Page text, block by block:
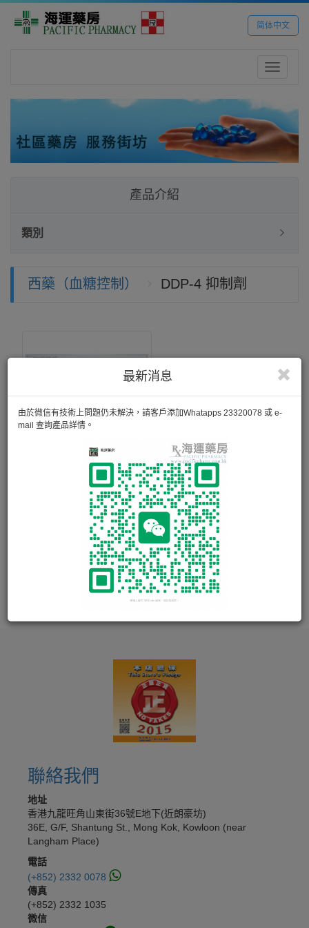
简体中文
Toggle
最新消息
由於微信有技術上問題仍未解決，請客戶添加Whatapps 23320078 或 e-
mail 查詢產品詳情。
產品介紹
類別
西藥（血糖控制） DDP-4 抑制劑
適糖美 NESINA MET TAB 12.5MG/500MG
1 2 3 »
聯絡我們
地址
香港九龍旺角山東街36號E地下(近朗豪坊)
36E, G/F, Shantung St., Mong Kok, Kowloon (near
Langham Place)
電話
(+852) 2332 0078
傳真
(+852) 2332 1035
微信